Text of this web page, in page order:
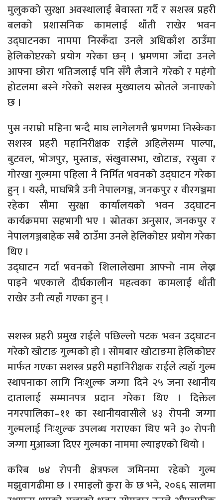
मुलुकको सुरक्षा अवस्थालाई बेवास्ता गर्दै र सशस्त्र प्रहरी
बलको प्रशासनिक कामलाई थाँती राखेर भवन
उद्घाटनका नाममा निस्कँदा उनले अधिकाँश ठाउँमा
हेलिकोप्टरको प्रयोग गरेका छन् । भ्रमणमा जाँदा उनले
आफ्ना छोरा भतिजलाई पनि सँगै लैजाने गरेको र महंगो
होटलमा बस्ने गरेको सशस्त्र मुख्यालय स्रोतले जनाएको
छ ।
पुस नराम्रो महिना भन्दै माघ लागेलगत्तै भ्रमणमा निस्केका
सशस्त्र प्रहरी महानिरीक्षक राईले अहिलेसम्म पाल्पा,
बुटवल, भोजपुर, मुस्ताङ, संखुवासभा, खोटाङ, रसुवा र
गोरखा गुल्ममा पहिला नै निर्मित भवनको उद्घाटन गरेका
हुन् । यस्तै, माघभित्रै उनी नेपालगञ्ज, जनकपुर र वीरगञ्जमा
रहेका सीमा सुरक्षा कार्यालयको भवन उद्घाटन
कार्यक्रममा सहभागी भए । स्रोतका अनुसार, जनकपुर र
नेपालगञ्जबाहेक सबै ठाउँमा उनले हेलिकोप्टर प्रयोग गरेका
थिए ।
उद्घाटन गर्दा भवनको शिलालेखमा आफ्नो नाम लेख्न
पाइने भएकाले दीर्घकालीन महत्वका कामलाई थाँती
राखेर उनी त्यहाँ गएका हुन् ।
सशस्त्र प्रहरी प्रमुख राईले पछिल्लो पटक भवन उद्घाटन
गरेको खोटाङ गुल्मको हो । सोमबार खोटाङमा हेलिकोप्टर
मार्फत गएका सशस्त्र प्रहरी महानिरीक्षक राईले त्यहाँ गुल्म
स्थापनाका लागि निःशुल्क जग्गा दिने २५ जना स्थानीय
दातालाई सम्मानपत्र प्रदान गरेका थिए । दिक्तेल
नगरपालिका–११ का स्थानीयवासीले ४३ रोपनी जग्गा
गुल्मलाई निःशुल्क उपलब्ध गराएका थिए भने ३० रोपनी
जग्गा मुआब्जा दिएर गुल्मका नाममा ल्याइएको थियो ।
करिब ७४ रोपनी क्षेत्रफल जमिनमा रहेको गुल्म
मझुवागढीमा छ । रमाइलो कुरा के छ भने, २०६६ सालमा